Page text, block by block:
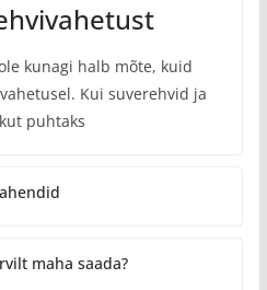
kunagi halb mõte, kuid
Kui suverehvid ja
puhtaks
maha saada?